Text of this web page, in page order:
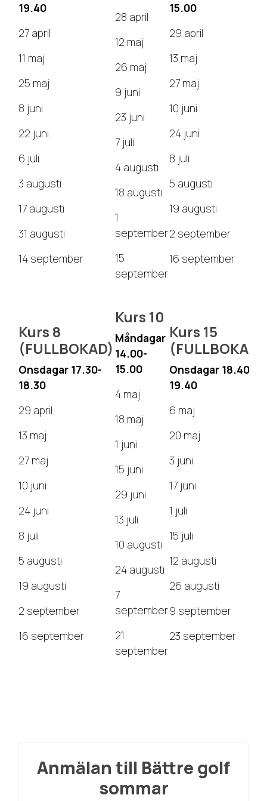
19.40
27 april
11 maj
25 maj
8 juni
22 juni
6 juli
3 augusti
17 augusti
31 augusti
14 september
28 april
12 maj
26 maj
9 juni
23 juni
7 juli
4 augusti
18 augusti
1
september
15
september
15.00
29 april
13 maj
27 maj
10 juni
24 juni
8 juli
5 augusti
19 augusti
2 september
16 september
Kurs 8
(FULLBOKAD)
Onsdagar 17.30-
18.30
29 april
13 maj
27 maj
10 juni
24 juni
8 juli
5 augusti
19 augusti
2 september
16 september
Kurs 10
Måndagar
14.00-
15.00
4 maj
18 maj
1 juni
15 juni
29 juni
13 juli
10 augusti
24 augusti
7
september
21
september
Kurs 15
(FULLBOKAD)
Onsdagar 18.40-
19.40
6 maj
20 maj
3 juni
17 juni
1 juli
15 juli
12 augusti
26 augusti
9 september
23 september
Anmälan till Bättre golf
sommar